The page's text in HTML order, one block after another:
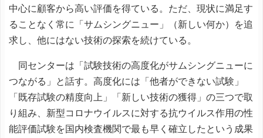
中心に顧客から高い評価を得ている。ただ、現状に満足す
ることなく常に「サムシングニュー」（新しい何か）を追
求し、他にはない技術の探索を続けている。
同センターは「試験技術の高度化がサムシングニューに
つながる」と話す。高度化には「他者ができない試験」
「既存試験の精度向上」「新しい技術の獲得」の三つで取
り組み、新型コロナウイルスに対する抗ウイルス作用の性
能評価試験を国内検査機関で最も早く確立したという成果